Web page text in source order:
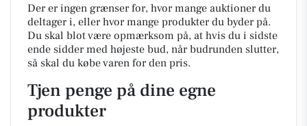
Der er ingen grænser for, hvor mange auktioner du
deltager i, eller hvor mange produkter du byder på.
Du skal blot være opmærksom på, at hvis du i sidste
ende sidder med højeste bud, når budrunden slutter,
så skal du købe varen for den pris.
Tjen penge på dine egne
produkter